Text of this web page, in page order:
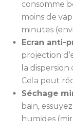
consomme
moins de
minutes
Ecran anti-
projection
la
Cela peut
Séchage
bain,
humides